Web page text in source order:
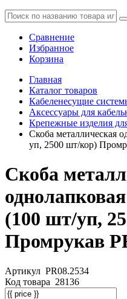
Сравнение
Избранное
Корзина
Главная
Каталог товаров
Кабеленесущие
Аксессуары для
Крепежные изделия
Скоба металлическая
уп, 2500 шт/кор)
Скоба
(100 шт/уп,
Промрукав
Артикул PR08.2534
Код товара 28136